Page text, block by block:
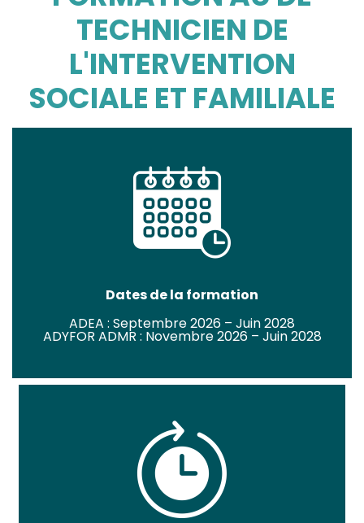
TECHNICIEN DE
L'INTERVENTION
SOCIALE ET FAMILIALE
Dates de la formation
ADEA : Septembre 2026 – Juin 2028
ADYFOR ADMR : Novembre 2026 – Juin 2028